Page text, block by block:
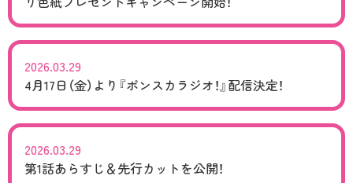
2026.03.29
4月17日（金）より『ポンスカラジオ！』配信決定！
2026.03.29
第1話あらすじ＆先行カットを公開！